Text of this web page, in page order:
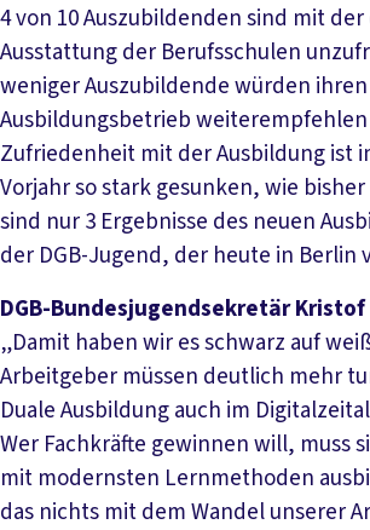
4 von 10 Auszubildenden sind mit
Ausstattung der Berufsschulen
weniger Auszubildende würden
Ausbildungsbetrieb
Zufriedenheit mit der Ausbildung ist
Vorjahr so stark gesunken, wie
sind nur 3 Ergebnisse des neuen
der DGB-Jugend, der heute in
DGB-Bundesjugendsekretär
„Damit haben wir es schwarz auf
Arbeitgeber müssen deutlich mehr
Duale Ausbildung auch im
Wer Fachkräfte gewinnen will, muss
mit modernsten Lernmethoden
das nichts mit dem Wandel unserer